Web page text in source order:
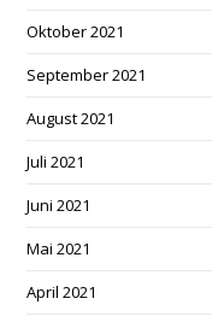
Oktober 2021
September 2021
August 2021
Juli 2021
Juni 2021
Mai 2021
April 2021